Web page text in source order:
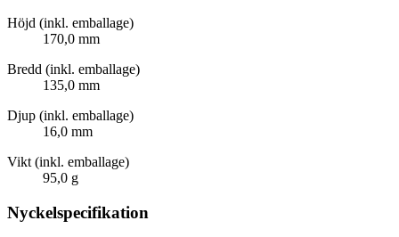
Höjd (inkl. emballage)
170,0 mm
Bredd (inkl. emballage)
135,0 mm
Djup (inkl. emballage)
16,0 mm
Vikt (inkl. emballage)
95,0 g
Nyckelspecifikation